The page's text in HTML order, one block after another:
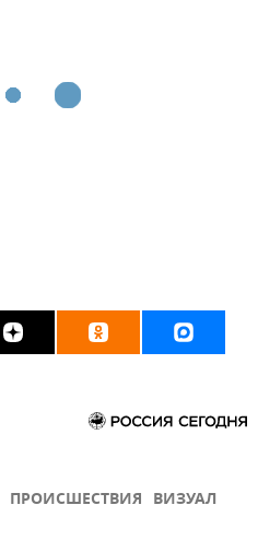
ПРОИСШЕСТВИЯ ВИЗУАЛ